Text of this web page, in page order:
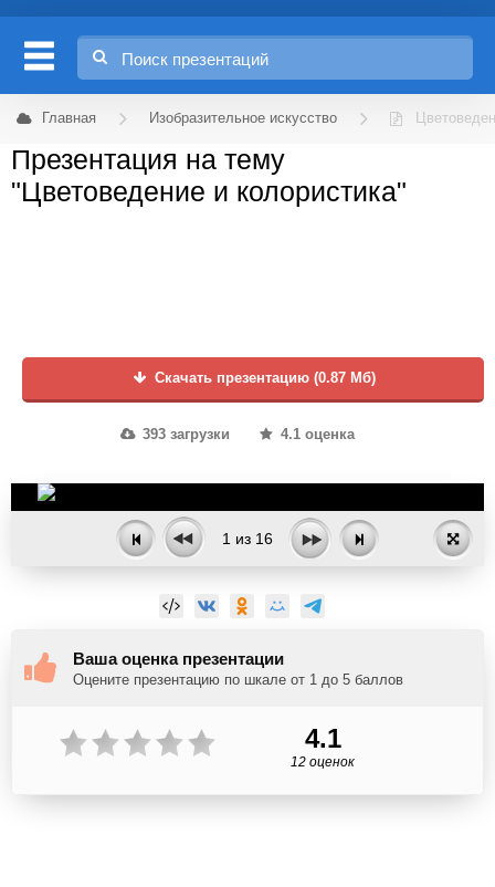
Главная Изобразительное искусство
Презентация на тему
"Цветоведение и колористика"
Скачать презентацию (0.87 Мб)
393 загрузки 4.1 оценка
1 из 16
Ваша оценка презентации
Оцените презентацию по шкале от 1 до 5 баллов
4.1
12 оценок